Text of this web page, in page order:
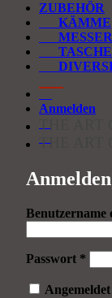
ZUBEHÖR
KÄMME
MESSER
Anmelden
THE ART
THE ART
Anmelden
Benutzername
Passwort *